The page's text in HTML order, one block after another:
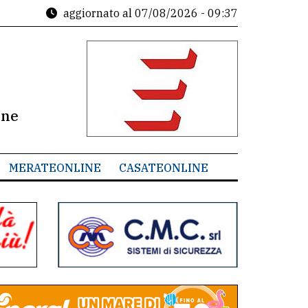
aggiornato al 07/08/2026 - 09:37
MERATEONLINE CASATEONLINE